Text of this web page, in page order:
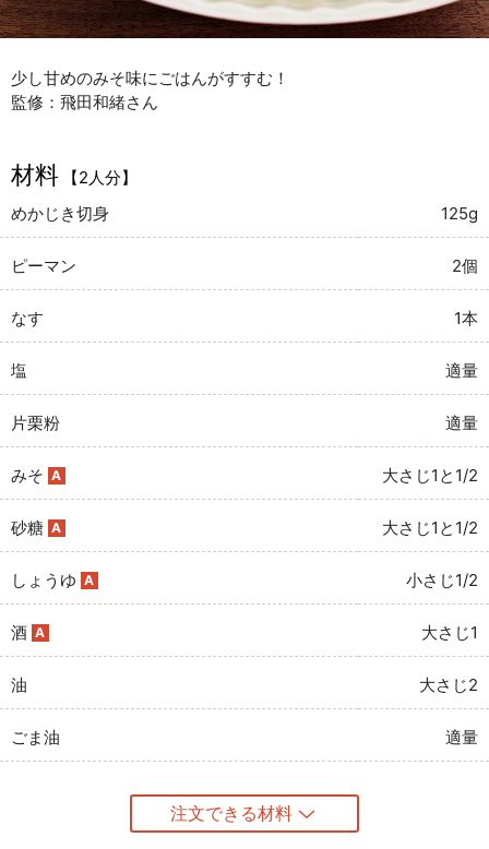
少し甘めのみそ味にごはんがすすむ！
監修：飛田和緒さん
材料
【2人分】
めかじき切身
125g
ピーマン 2個
なす 1本
塩 適量
片栗粉 適量
みそ A 大さじ1と1/2
砂糖 A 大さじ1と1/2
しょうゆ A 小さじ1/2
酒 A 大さじ1
油 大さじ2
ごま油 適量
注文できる材料